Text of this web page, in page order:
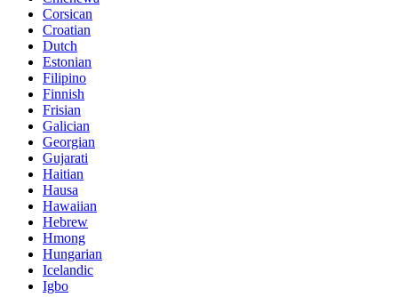
Corsican
Croatian
Dutch
Estonian
Filipino
Finnish
Frisian
Galician
Georgian
Gujarati
Haitian
Hausa
Hawaiian
Hebrew
Hmong
Hungarian
Icelandic
Igbo